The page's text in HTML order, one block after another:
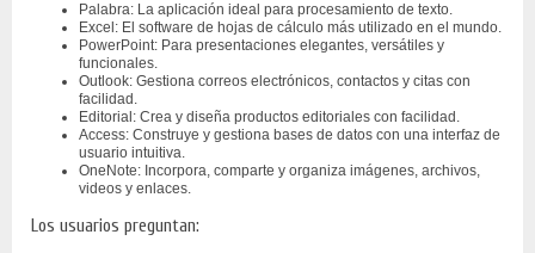
Palabra: La aplicación ideal para procesamiento de texto.
Excel: El software de hojas de cálculo más utilizado en el mundo.
PowerPoint: Para presentaciones elegantes, versátiles y
funcionales.
Outlook: Gestiona correos electrónicos, contactos y citas con
facilidad.
Editorial: Crea y diseña productos editoriales con facilidad.
Access: Construye y gestiona bases de datos con una interfaz de
usuario intuitiva.
OneNote: Incorpora, comparte y organiza imágenes, archivos,
videos y enlaces.
Los usuarios preguntan: